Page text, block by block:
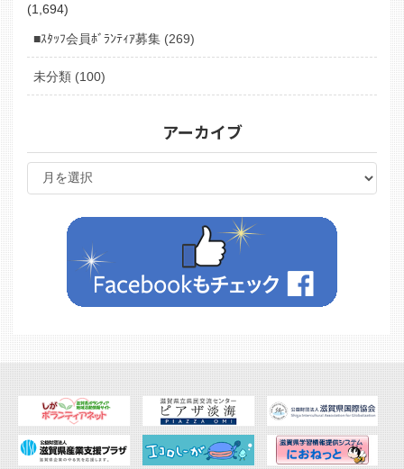
(1,694)
■ｽﾀｯﾌ会員ﾎﾞﾗﾝﾃｨｱ募集 (269)
未分類 (100)
アーカイブ